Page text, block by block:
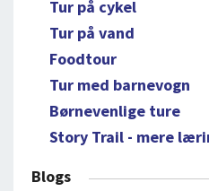
Tur på cykel
Tur på vand
Foodtour
Tur med barnevogn
Børnevenlige ture
Story Trail - mere
Blogs